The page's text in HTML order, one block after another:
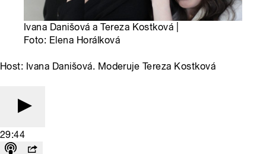
Ivana Danišová a Tereza Kostková |
Foto: Elena Horálková
Host: Ivana Danišová. Moderuje Tereza Kostková
29:44